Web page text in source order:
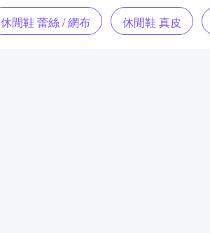
休閒鞋 蕾絲 / 網布 休閒鞋 真皮